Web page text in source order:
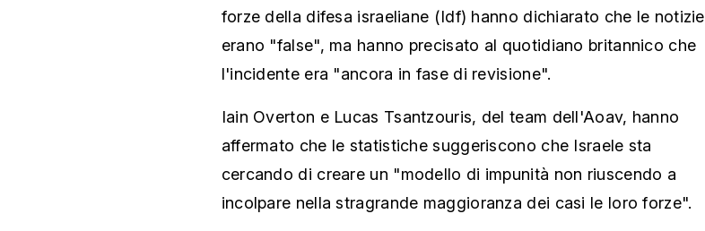
forze della difesa israeliane (Idf) hanno dichiarato che le notizie
erano "false", ma hanno precisato al quotidiano britannico che
l'incidente era "ancora in fase di revisione".
Iain Overton e Lucas Tsantzouris, del team dell'Aoav, hanno
affermato che le statistiche suggeriscono che Israele sta
cercando di creare un "modello di impunità non riuscendo a
incolpare nella stragrande maggioranza dei casi le loro forze".